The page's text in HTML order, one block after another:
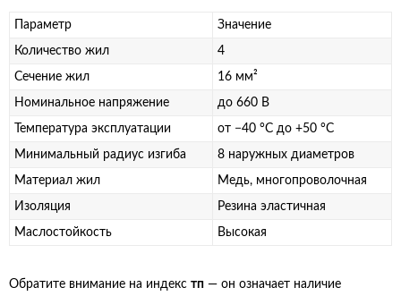
Параметр Значение
Количество жил 4
Сечение жил 16 мм²
Номинальное напряжение до 660 В
Температура эксплуатации от −40 °C до +50 °C
Минимальный радиус изгиба 8 наружных диаметров
Материал жил Медь, многопроволочная
Изоляция Резина эластичная
Маслостойкость Высокая
Обратите внимание на индекс тп — он означает наличие